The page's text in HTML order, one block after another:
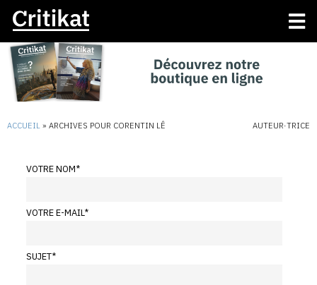
ACCUEIL » ARCHIVES POUR CORENTIN LÊ AUTEUR·TRICE
VOTRE NOM*
VOTRE E-MAIL*
SUJET*